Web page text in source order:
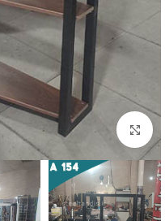
برای بزرگنمایی کلیک کنید